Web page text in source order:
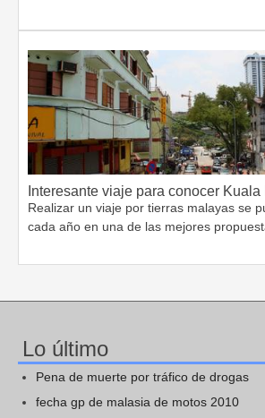
Interesante viaje para conocer Kuala
Realizar un viaje por tierras malayas se
cada año en una de las mejores
Lo último
Pena de muerte por tráfico de drogas
fecha gp de malasia de motos 2010